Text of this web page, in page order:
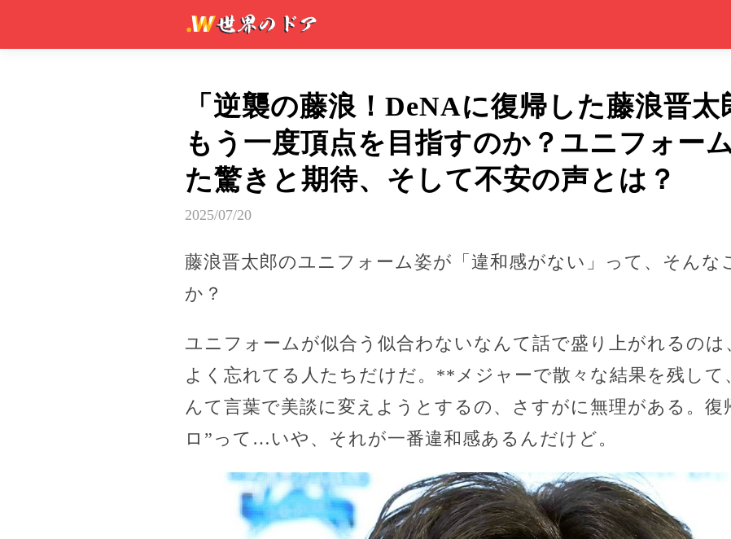
「逆襲の藤浪！DeNAに復帰した藤浪晋
もう一度頂点を目指すのか？ユニフォー
た驚きと期待、そして不安の声とは？
2025/07/20
藤浪晋太郎のユニフォーム姿が「違和感がない」って、そんな
か？
ユニフォームが似合う似合わないなんて話で盛り上がれるの
よく忘れてる人たちだけだ。**メジャーで散々な結果を残して
んて言葉で美談に変えようとするの、さすがに無理がある。復
ロ”って…いや、それが一番違和感あるんだけど。